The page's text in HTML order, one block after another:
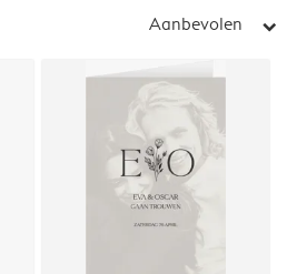
Aanbevolen arrow_right